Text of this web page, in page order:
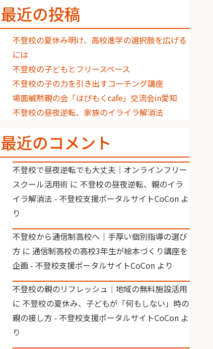
最近の投稿
不登校の夏休み明け、高校進学の選択肢を広げる
には
不登校の子どもとフリースペース
不登校の子の力を引き出すコーチング講座
場面緘黙親の会「はぴもくcafe」交流会in愛知
不登校の昼夜逆転、家族のイライラ解消法
最近のコメント
不登校で昼夜逆転でも大丈夫｜オンラインフリー
スクール活用術 に 不登校の昼夜逆転、親のイラ
イラ解消法 - 不登校支援ポータルサイトCoCon よ
り
不登校から通信制高校へ｜手厚い個別指導の選び
方 に通信制高校の高校3年生が絵本づくり講座を
企画 - 不登校支援ポータルサイトCoCon より
不登校の親のリフレッシュ｜地域の無料施設活用
に 不登校の夏休み、子どもが「何もしない」時の
親の接し方 - 不登校支援ポータルサイトCoCon よ
り